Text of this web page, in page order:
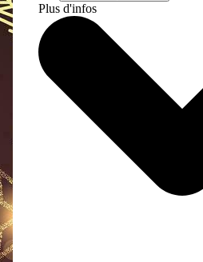
Plus d'infos